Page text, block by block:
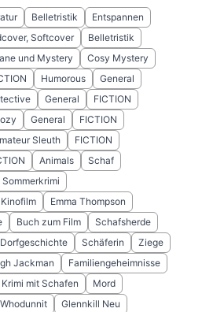
Belletristik
Entspannen
Softcover
Belletristik
und Mystery
Cosy Mystery
Humorous
General
General
FICTION
General
FICTION
Sleuth
FICTION
Animals
Schaf
Sommerkrimi
Kinofilm
Emma Thompson
Buch zum Film
Schafsherde
Dorfgeschichte Schäferin
Ziege
Jackman
Familiengeheimnisse
Krimi mit Schafen
Mord
Whodunnit
Glennkill Neu